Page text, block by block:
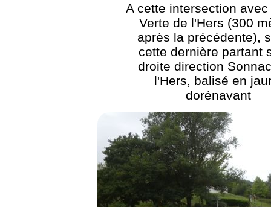
A cette intersection avec
Verte de l'Hers (300
après la précédente),
cette dernière partant
droite direction
l'Hers, balisé en
dorénavant